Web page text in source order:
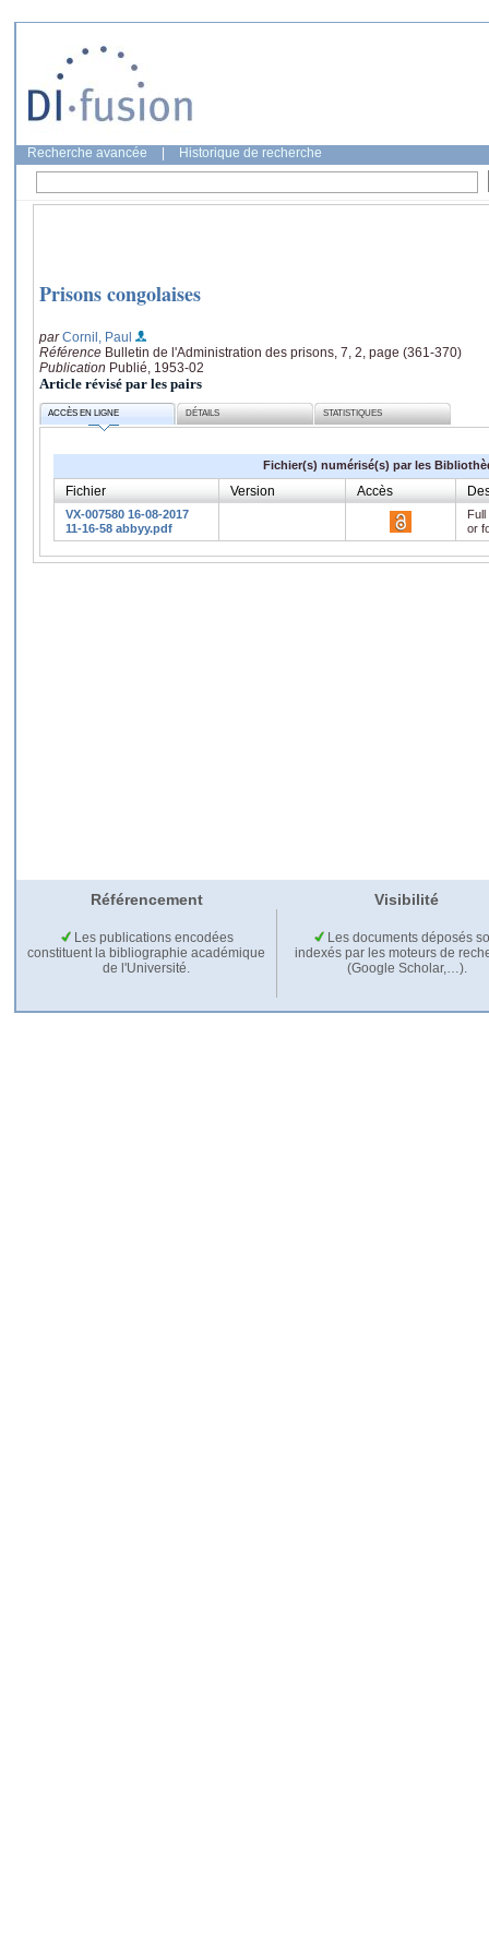
Recherche avancée Historique de recherche
Prisons congolaises
parCornil, Paul
Référence Bulletin de l'Administration des prisons, 7, 2, page (361-370)
Publication Publié, 1953-02
Article révisé par les pairs
ACCÈS EN LIGNE DÉTAILS STATISTIQUES
Fichier(s) numérisé(s) par les
Fichier Version Accès
VX-007580 16-08-2017
11-16-58 abbyy.pdf
or
Référencement Visibilité
Les publications encodées
constituent la bibliographie académique
de l'Université.
Les documents déposés
indexés par les moteurs de
(Google Scholar,…).